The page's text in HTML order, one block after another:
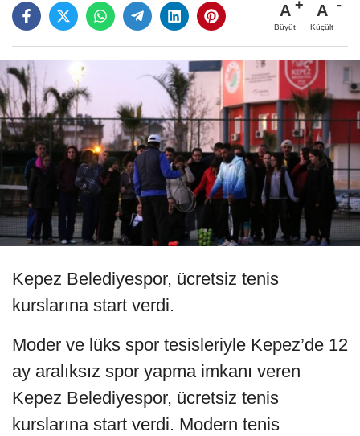
A
Büyüt
A
Küçült
Kepez Belediyespor, ücretsiz tenis
kurslarına start verdi.
Moder ve lüks spor tesisleriyle Kepez’de 12
ay aralıksız spor yapma imkanı veren
Kepez Belediyespor, ücretsiz tenis
kurslarına start verdi. Modern tenis